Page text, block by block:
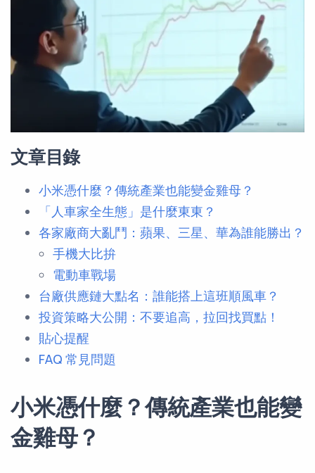
文章目錄
小米憑什麼？傳統產業也能變金雞母？
「人車家全生態」是什麼東東？
各家廠商大亂鬥：蘋果、三星、華為誰能勝出？
手機大比拚
電動車戰場
台廠供應鏈大點名：誰能搭上這班順風車？
投資策略大公開：不要追高，拉回找買點！
貼心提醒
FAQ 常見問題
小米憑什麼？傳統產業也能變
金雞母？